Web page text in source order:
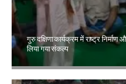
गुरु दक्षिणा कार्यक्रम में राष्ट्र
लिया गया संकल्प